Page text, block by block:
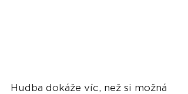
Hudba dokáže víc, než si možná